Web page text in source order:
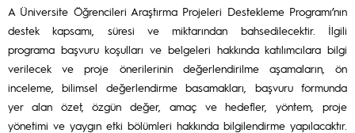
A Üniversite Öğrencileri Araştırma Projeleri Destekleme Programı’nın
destek kapsamı, süresi ve miktarından bahsedilecektir. İlgili
programa başvuru koşulları ve belgeleri hakkında katılımcılara bilgi
verilecek ve proje önerilerinin değerlendirilme aşamaların, ön
inceleme, bilimsel değerlendirme basamakları, başvuru formunda
yer alan özet, özgün değer, amaç ve hedefler, yöntem, proje
yönetimi ve yaygın etki bölümleri hakkında bilgilendirme yapılacaktır.